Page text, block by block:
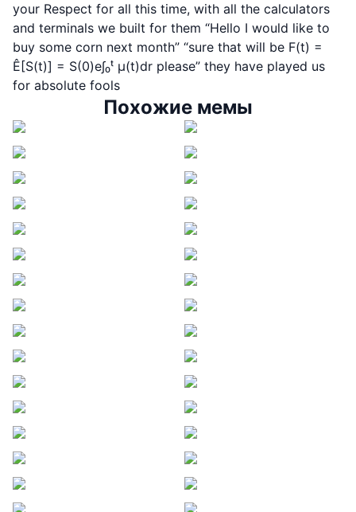
your Respect for all this time, with all the calculators
and terminals we built for them “Hello I would like to
buy some corn next month” “sure that will be F(t) =
Ê[S(t)] = S(0)e∫₀ᵗ μ(t)dr please” they have played us
for absolute fools
Похожие мемы